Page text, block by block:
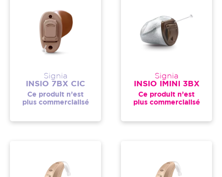
Signia
INSIO 7BX CIC
Ce produit n’est
plus commercialisé
Signia
INSIO IMINI 3BX
Ce produit n’est
plus commercialisé